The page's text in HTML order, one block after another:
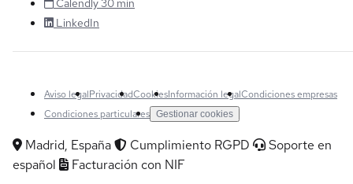
LinkedIn
Aviso legalPrivacidadCookiesInformación legalCondiciones empresas
Condiciones particulares Gestionar cookies
Madrid, España Cumplimiento RGPD
Soporte en
español
Facturación con NIF